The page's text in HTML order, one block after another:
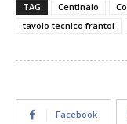
TAG Centinaio
tavolo tecnico frantoi
Facebook